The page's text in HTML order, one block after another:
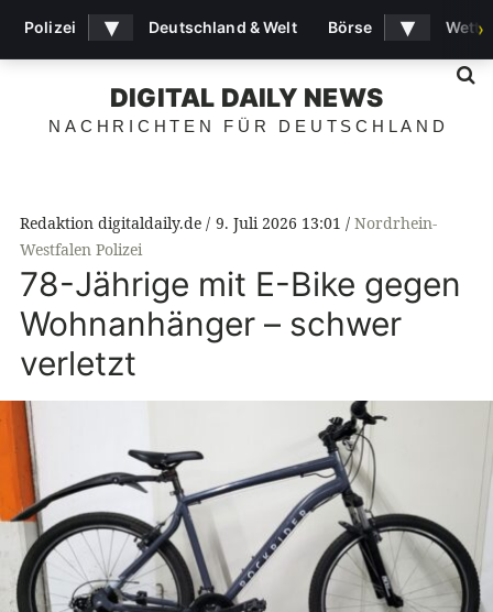
DIGITAL DAILY NEWS
NACHRICHTEN FÜR DEUTSCHLAND
Redaktion digitaldaily.de 9. Juli 2026 13:01
Nordrhein-
Westfalen Polizei
78-Jährige mit E-Bike gegen
Wohnanhänger – schwer
verletzt
Polizei ▾ Deutschland & Welt Börse ▾ ›